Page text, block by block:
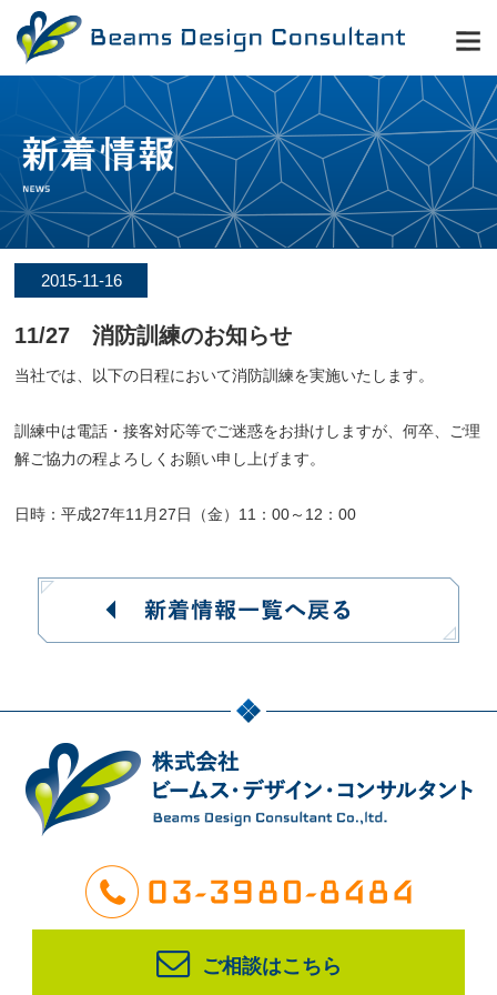
2015-11-16
11/27 消防訓練のお知らせ
当社では、以下の日程において消防訓練を実施いたします。
訓練中は電話・接客対応等でご迷惑をお掛けしますが、何卒、ご理
解ご協力の程よろしくお願い申し上げます。
日時：平成27年11月27日（金）11：00～12：00
ご相談はこちら